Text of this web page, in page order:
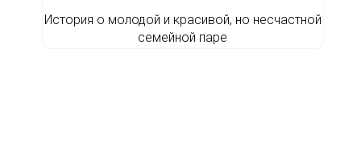
История о молодой и красивой, но несчастной
семейной паре